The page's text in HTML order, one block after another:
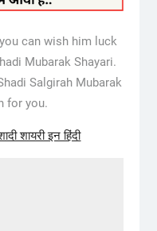
can wish him luck
Mubarak Shayari.
Salgirah Mubarak
for you.
शायरी इन हिंदी